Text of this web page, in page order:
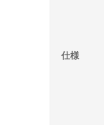
仕様